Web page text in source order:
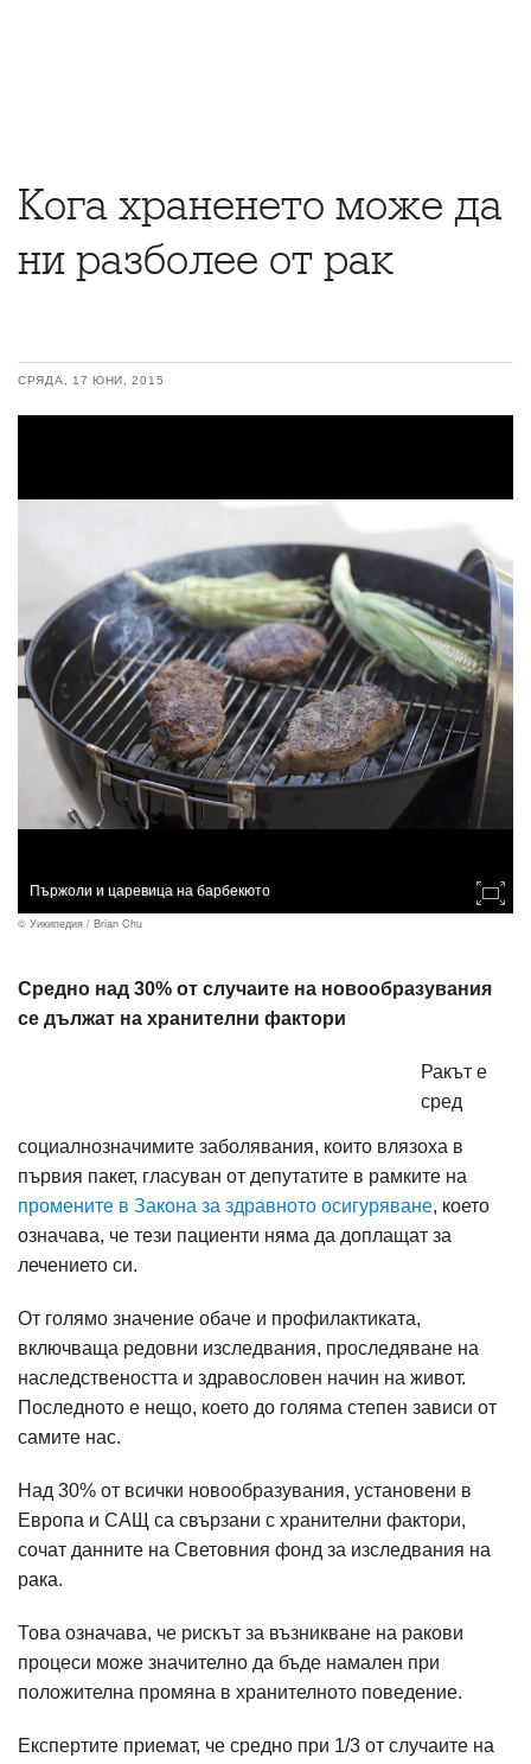
Кога храненето може да
ни разболее от рак
СРЯДА, 17 ЮНИ, 2015
Пържоли и царевица на барбекюто
© Уикипедия / Brian Chu
Средно над 30% от случаите на новообразувания
се дължат на хранителни фактори
Ракът е
сред
социалнозначимите заболявания, които влязоха в
първия пакет, гласуван от депутатите в рамките на
промените в Закона за здравното осигуряване, което
означава, че тези пациенти няма да доплащат за
лечението си.
От голямо значение обаче и профилактиката,
включваща редовни изследвания, проследяване на
наследствеността и здравословен начин на живот.
Последното е нещо, което до голяма степен зависи от
самите нас.
Над 30% от всички новообразувания, установени в
Европа и САЩ са свързани с хранителни фактори,
сочат данните на Световния фонд за изследвания на
рака.
Това означава, че рискът за възникване на ракови
процеси може значително да бъде намален при
положителна промяна в хранителното поведение.
Експертите приемат, че средно при 1/3 от случаите на